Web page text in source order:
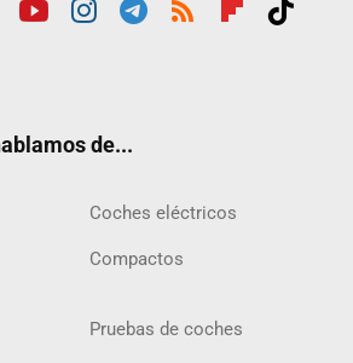
de...
Coches eléctricos
Compactos
Pruebas de coches